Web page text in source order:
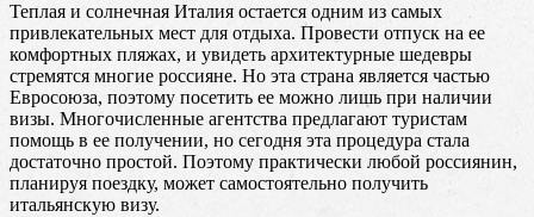
Теплая и солнечная Италия остается одним из самых
привлекательных мест для отдыха. Провести отпуск на ее
комфортных пляжах, и увидеть архитектурные шедевры
стремятся многие россияне. Но эта страна является частью
Евросоюза, поэтому посетить ее можно лишь при наличии
визы. Многочисленные агентства предлагают туристам
помощь в ее получении, но сегодня эта процедура стала
достаточно простой. Поэтому практически любой россиянин,
планируя поездку, может самостоятельно получить
итальянскую визу.